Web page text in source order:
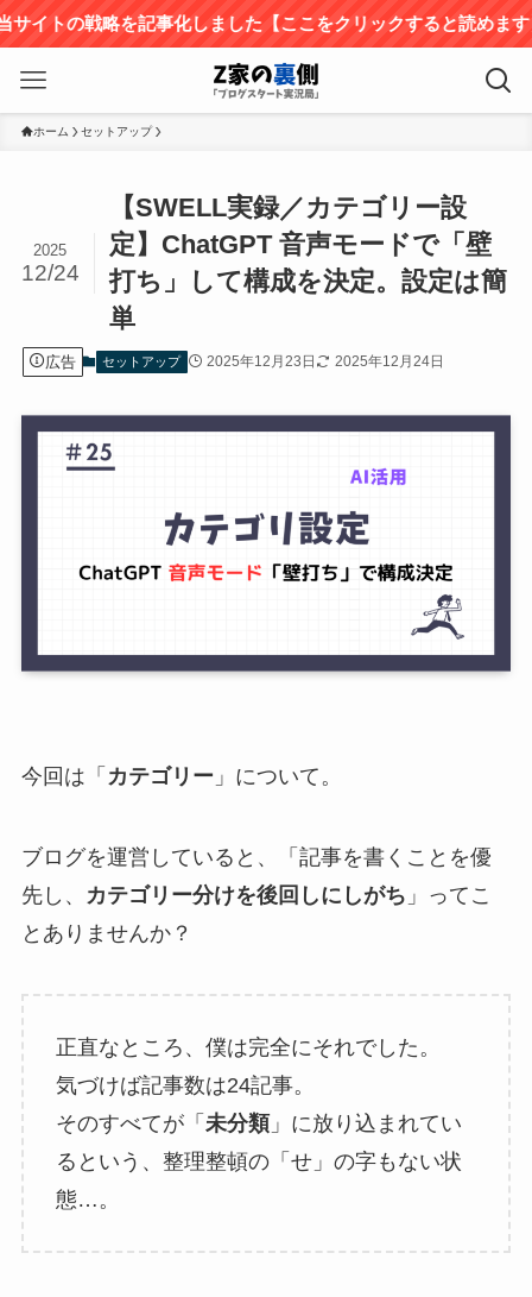
を記事化しました【ここをクリックすると読めます】
ホーム セットアップ
【SWELL実録／カテゴリー設
定】ChatGPT 音声モードで「壁
打ち」して構成を決定。設定は簡
単
2025
12/24
広告 セットアップ 2025年12月23日 2025年12月24日
今回は「 カテゴリー 」について。
ブログを運営していると、「記事を書くことを優
先し、
カテゴリー分けを後回しにしがち 」ってこ
とありませんか？
正直なところ、僕は完全にそれでした。
気づけば記事数は24記事。
そのすべてが「 未分類」に放り込まれてい
るという、整理整頓の「せ」の字もない状
態…。